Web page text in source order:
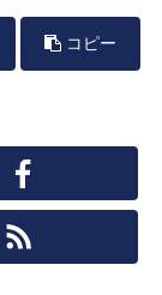
コピー